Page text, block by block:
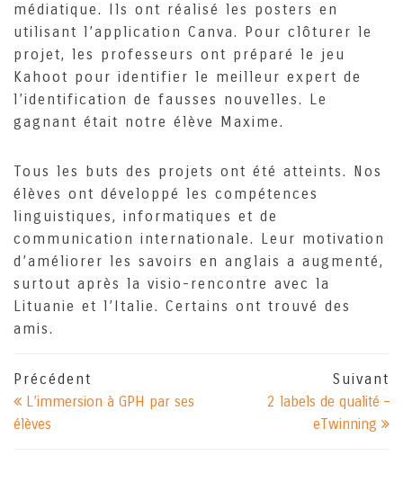
médiatique. Ils ont réalisé les posters en
utilisant l’application Canva. Pour clôturer le
projet, les professeurs ont préparé le jeu
Kahoot pour identifier le meilleur expert de
l’identification de fausses nouvelles. Le
gagnant était notre élève Maxime.
Tous les buts des projets ont été atteints. Nos
élèves ont développé les compétences
linguistiques, informatiques et de
communication internationale. Leur motivation
d’améliorer les savoirs en anglais a augmenté,
surtout après la visio-rencontre avec la
Lituanie et l’Italie. Certains ont trouvé des
amis.
Précédent
L’immersion à GPH par ses
élèves
Suivant
2 labels de qualité –
eTwinning